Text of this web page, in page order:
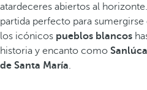
atardeceres abiertos al
partida perfecto para sumergirse
los icónicos pueblos blancos
historia y encanto como
de Santa María